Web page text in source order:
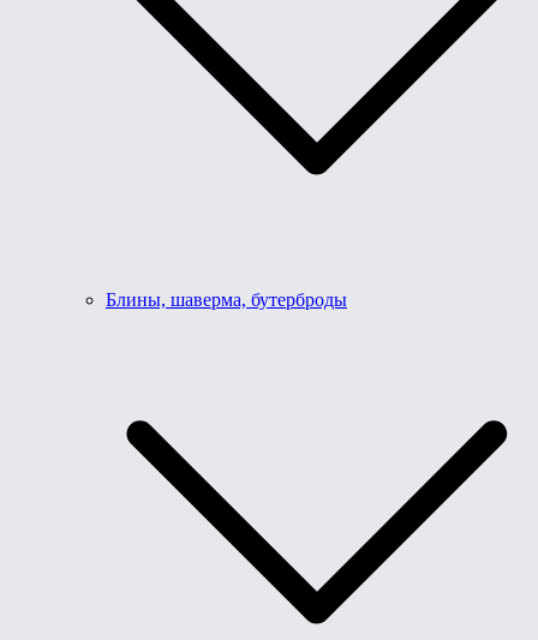
Блины, шаверма, бутерброды